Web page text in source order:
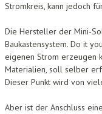
Stromkreis, kann jedoch
Die Hersteller der Mini-
Baukastensystem. Do it
eigenen Strom erzeugen
Materialien, soll selber
Dieser Punkt wird von
Aber ist der Anschluss